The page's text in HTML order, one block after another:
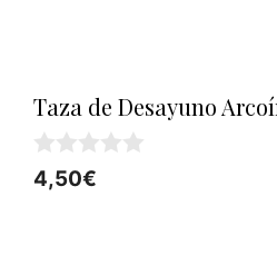
Taza de Desayuno
0
d
4,50€